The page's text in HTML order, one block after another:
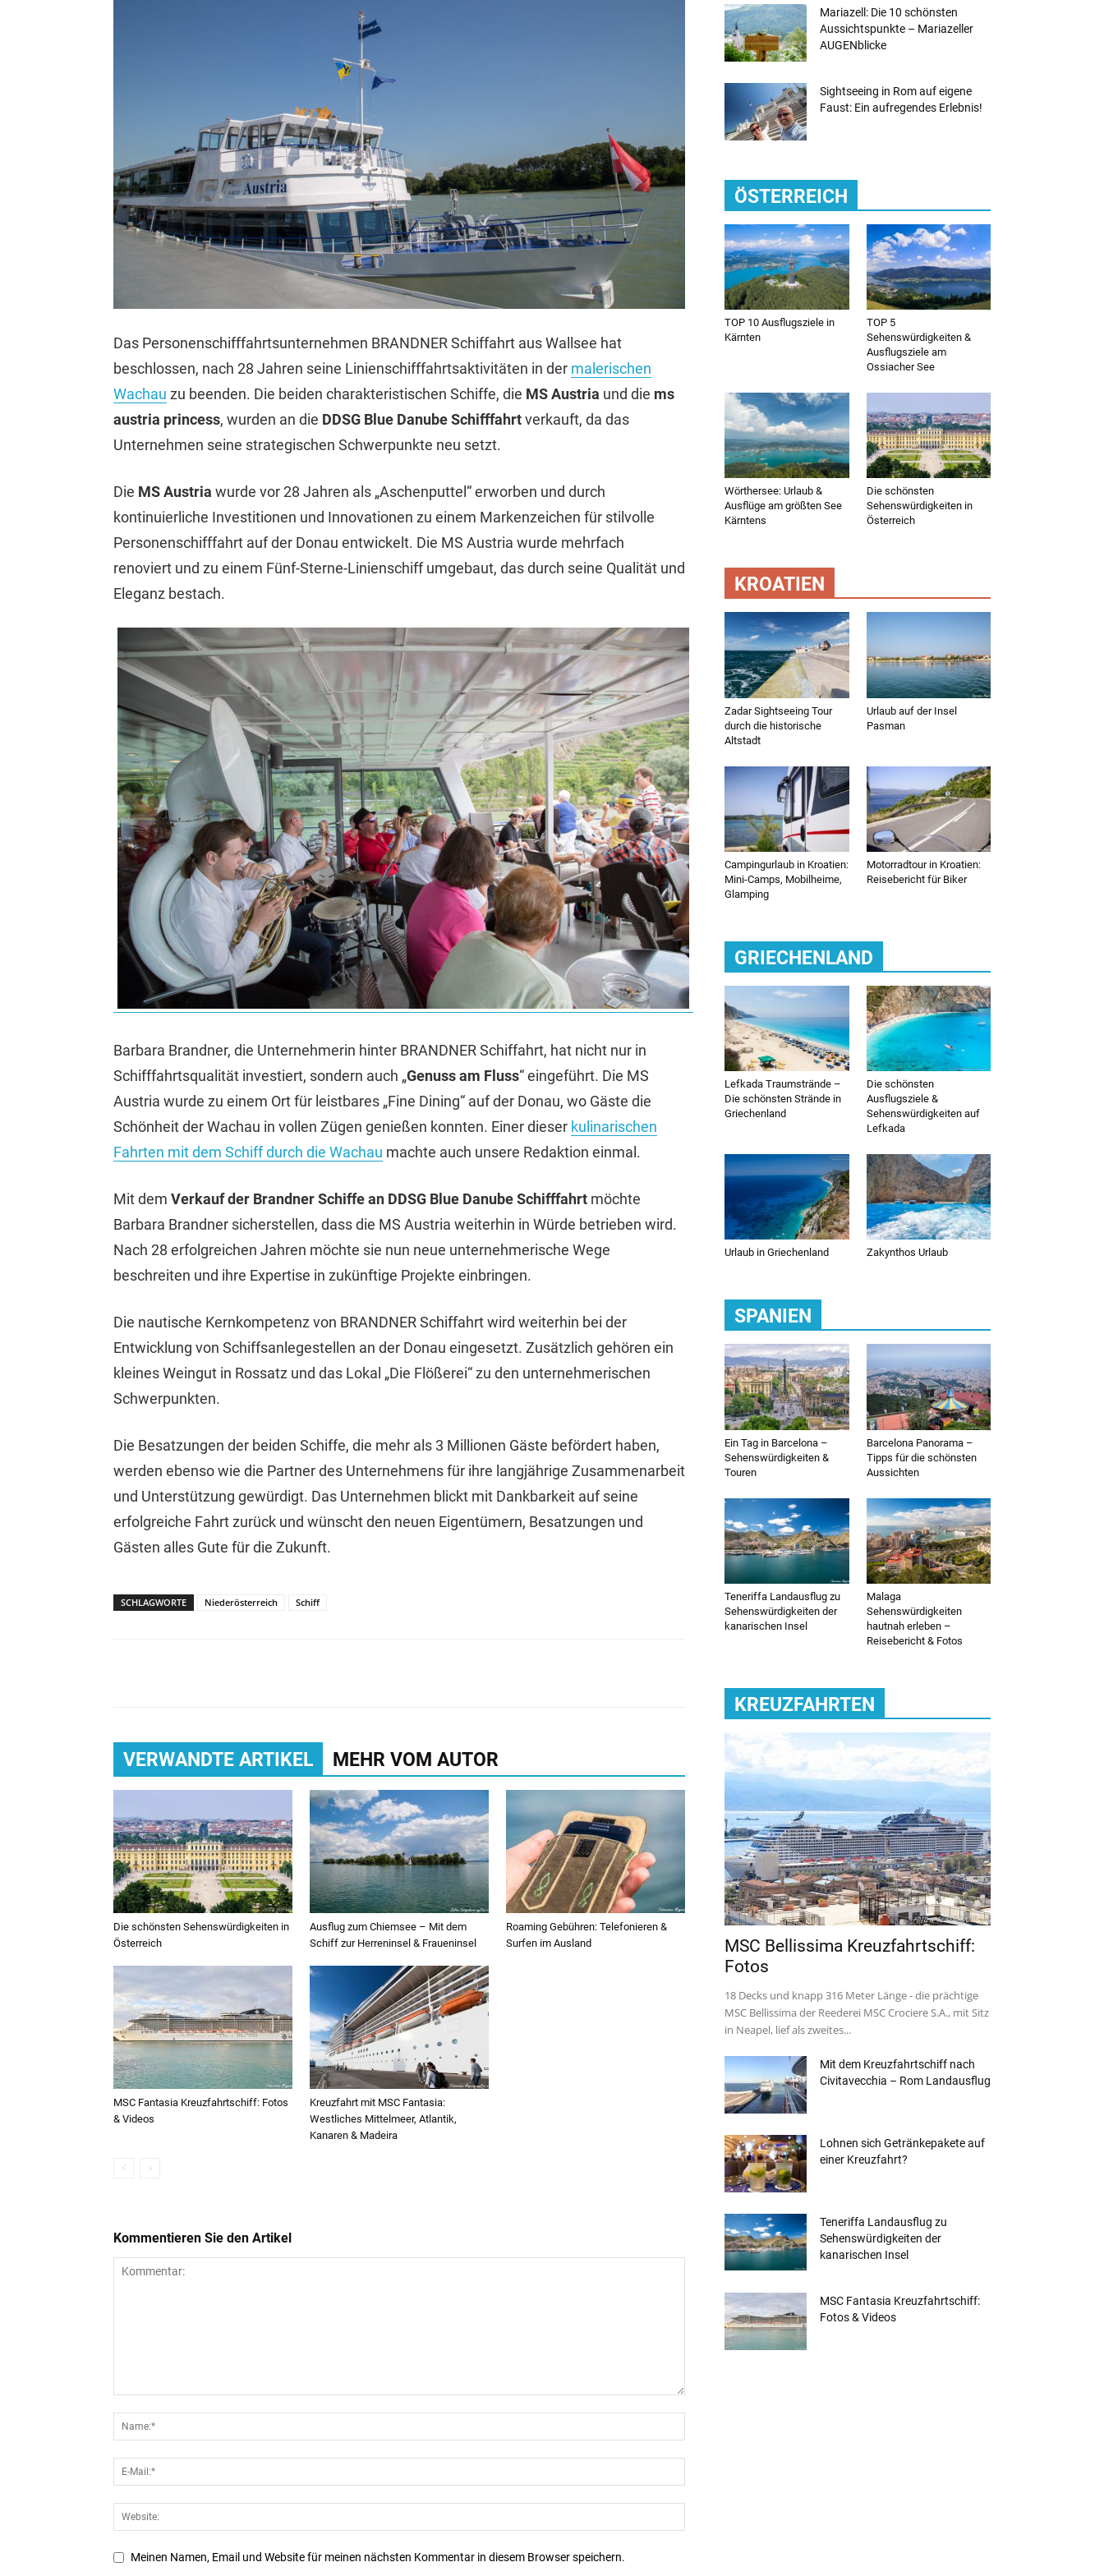
Das Personenschifffahrtsunternehmen BRANDNER Schiffahrt aus Wallsee hat
beschlossen, nach 28 Jahren seine Linienschifffahrtsaktivitäten in der malerischen
Wachau zu beenden. Die beiden charakteristischen Schiffe, die MS Austria und die ms
austria princess, wurden an die DDSG Blue Danube Schifffahrtverkauft, da das
Unternehmen seine strategischen Schwerpunkte neu setzt.
Die MS Austria wurde vor 28 Jahren als „Aschenputtel“ erworben und durch
kontinuierliche Investitionen und Innovationen zu einem Markenzeichen für stilvolle
Personenschifffahrt auf der Donau entwickelt. Die MS Austria wurde mehrfach
renoviert und zu einem Fünf-Sterne-Linienschiff umgebaut, das durch seine Qualität und
Eleganz bestach.
Barbara Brandner, die Unternehmerin hinter BRANDNER Schiffahrt, hat nicht nur in
Schifffahrtsqualität investiert, sondern auch „Genuss am Fluss“ eingeführt. Die MS
Austria wurde zu einem Ort für leistbares „Fine Dining“ auf der Donau, wo Gäste die
Schönheit der Wachau in vollen Zügen genießen konnten. Einer dieser kulinarischen
Fahrten mit dem Schiff durch die Wachau machte auch unsere Redaktion einmal.
Mit dem Verkauf der Brandner Schiffe an DDSG Blue Danube Schifffahrt möchte
Barbara Brandner sicherstellen, dass die MS Austria weiterhin in Würde betrieben wird.
Nach 28 erfolgreichen Jahren möchte sie nun neue unternehmerische Wege
beschreiten und ihre Expertise in zukünftige Projekte einbringen.
Die nautische Kernkompetenz von BRANDNER Schiffahrt wird weiterhin bei der
Entwicklung von Schiffsanlegestellen an der Donau eingesetzt. Zusätzlich gehören ein
kleines Weingut in Rossatz und das Lokal „Die Flößerei“ zu den unternehmerischen
Schwerpunkten.
Die Besatzungen der beiden Schiffe, die mehr als 3 Millionen Gäste befördert haben,
werden ebenso wie die Partner des Unternehmens für ihre langjährige Zusammenarbeit
und Unterstützung gewürdigt. Das Unternehmen blickt mit Dankbarkeit auf seine
erfolgreiche Fahrt zurück und wünscht den neuen Eigentümern, Besatzungen und
Gästen alles Gute für die Zukunft.
SCHLAGWORTE Niederösterreich Schiff
VERWANDTE ARTIKEL MEHR VOM AUTOR
Die schönsten Sehenswürdigkeiten in
Österreich
Ausflug zum Chiemsee – Mit dem
Schiff zur Herreninsel & Fraueninsel
Roaming Gebühren: Telefonieren &
Surfen im Ausland
MSC Fantasia Kreuzfahrtschiff: Fotos
& Videos
Kreuzfahrt mit MSC Fantasia:
Westliches Mittelmeer, Atlantik,
Kanaren & Madeira
Kommentieren Sie den Artikel
Meinen Namen, Email und Website für meinen nächsten Kommentar in diesem Browser speichern.
Mariazell: Die 10 schönsten
Aussichtspunkte – Mariazeller
AUGENblicke
Sightseeing in Rom auf eigene
Faust: Ein aufregendes Erlebnis!
ÖSTERREICH
TOP 10 Ausflugsziele in
Kärnten
TOP 5
Sehenswürdigkeiten &
Ausflugsziele am
Ossiacher See
Wörthersee: Urlaub &
Ausflüge am größten See
Kärntens
Die schönsten
Sehenswürdigkeiten in
Österreich
KROATIEN
Zadar Sightseeing Tour
durch die historische
Altstadt
Urlaub auf der Insel
Pasman
Campingurlaub in Kroatien:
Mini-Camps, Mobilheime,
Glamping
Motorradtour in Kroatien:
Reisebericht für Biker
GRIECHENLAND
Lefkada Traumstrände –
Die schönsten Strände in
Griechenland
Die schönsten
Ausflugsziele &
Sehenswürdigkeiten auf
Lefkada
Urlaub in Griechenland Zakynthos Urlaub
SPANIEN
Ein Tag in Barcelona –
Sehenswürdigkeiten &
Touren
Barcelona Panorama –
Tipps für die schönsten
Aussichten
Teneriffa Landausflug zu
Sehenswürdigkeiten der
kanarischen Insel
Malaga
Sehenswürdigkeiten
hautnah erleben –
Reisebericht & Fotos
KREUZFAHRTEN
MSC Bellissima Kreuzfahrtschiff:
Fotos
18 Decks und knapp 316 Meter Länge - die prächtige
MSC Bellissima der Reederei MSC Crociere S.A., mit Sitz
in Neapel, lief als zweites...
Mit dem Kreuzfahrtschiff nach
Civitavecchia – Rom Landausflug
Lohnen sich Getränkepakete auf
einer Kreuzfahrt?
Teneriffa Landausflug zu
Sehenswürdigkeiten der
kanarischen Insel
MSC Fantasia Kreuzfahrtschiff:
Fotos & Videos